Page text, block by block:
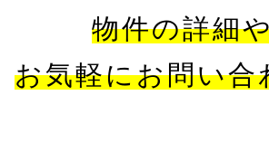
物件の詳細
お気軽にお問い合